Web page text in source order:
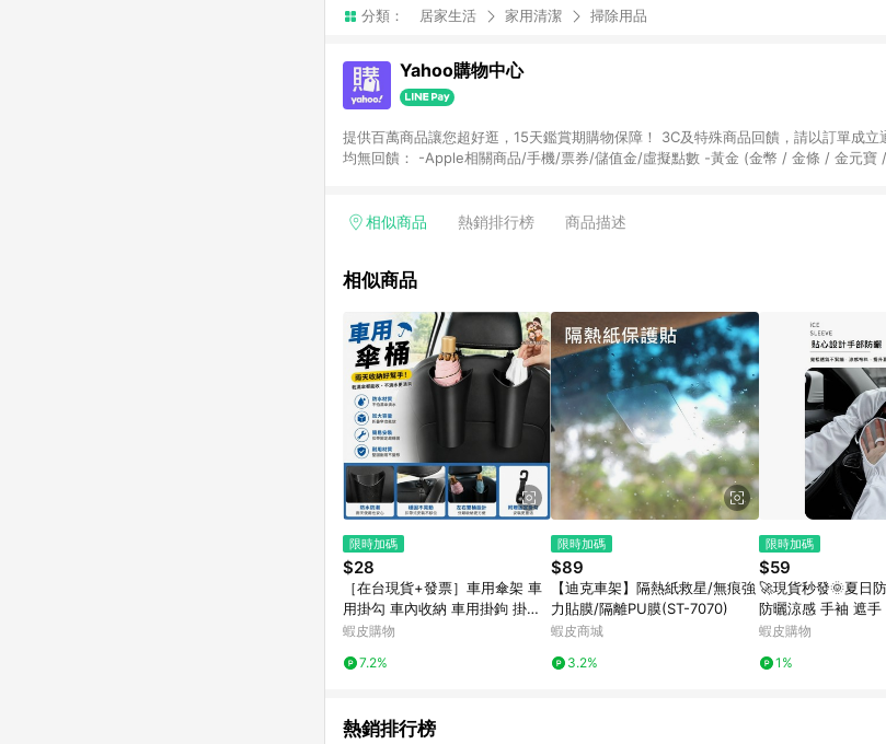
分類： 居家生活 家用清潔 掃除用品
Yahoo購物中心
提供百萬商品讓您超好逛，15天鑑賞期購物保障！ 3C及特殊商品回饋，請以訂單成立通知為準 1. 請注意以
均無回饋： -Apple相關商品/手機/票券/儲值金/虛擬點數 -黃金 (金幣 / 金條 / 金元寶
Yahoo超贈點回饋者 - 購物中心商店之商品：商品賣場中有標示「商店」及顯示商店
相似商品 熱銷排行榜 商品描述
相似商品
限時加碼
$28
［在台現貨+發票］車用傘架 車
用掛勾 車內收納 車用掛鉤 掛勾
傘架 車用置物架 車用垃圾桶 垃
蝦皮購物
7.2%
限時加碼
$89
【迪克車架】隔熱紙救星/無痕強
力貼膜/隔離PU膜(ST-7070)
蝦皮商城
3.2%
限時加碼
$59
🚀現貨秒發🌞夏日
防曬涼感 手袖 遮手
袖 袖套 薄款 手袖
蝦皮購物
1%
熱銷排行榜